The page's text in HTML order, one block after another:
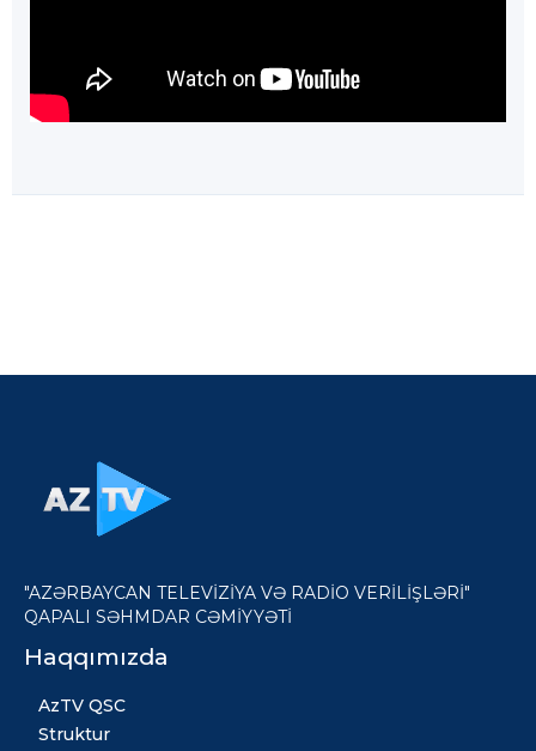
"AZƏRBAYCAN TELEVİZİYA VƏ RADİO VERİLİŞLƏRİ"
QAPALI SƏHMDAR CƏMİYYƏTİ
Haqqımızda
AzTV QSC
Struktur